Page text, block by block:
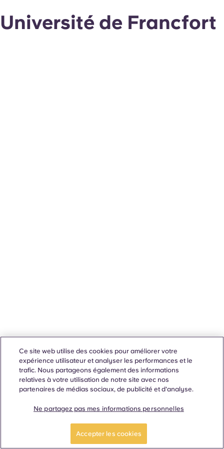
Université de Francfort
Ce site web utilise des cookies pour améliorer votre
expérience utilisateur et analyser les performances et le
trafic. Nous partageons également des informations
relatives à votre utilisation de notre site avec nos
partenaires de médias sociaux, de publicité et d'analyse.
Ne partagez pas mes informations personnelles
Accepter les cookies